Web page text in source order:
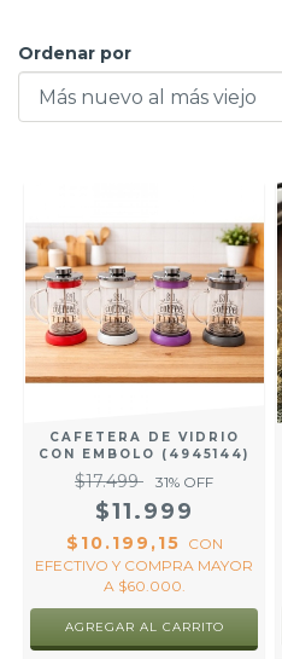
Ordenar por
CAFETERA DE VIDRIO
CON EMBOLO (4945144)
$17.499 31% OFF
$11.999
$10.199,15 CON
EFECTIVO Y COMPRA MAYOR
A $60.000.